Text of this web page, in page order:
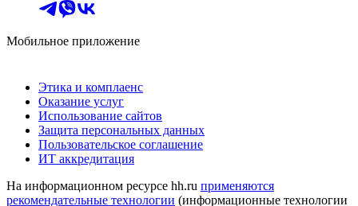
Мобильное приложение
Этика и комплаенс
Оказание услуг
Использование сайтов
Защита персональных данных
Пользовательское соглашение
ИТ аккредитация
На информационном ресурсе hh.ru применяются
рекомендательные технологии (информационные технологии